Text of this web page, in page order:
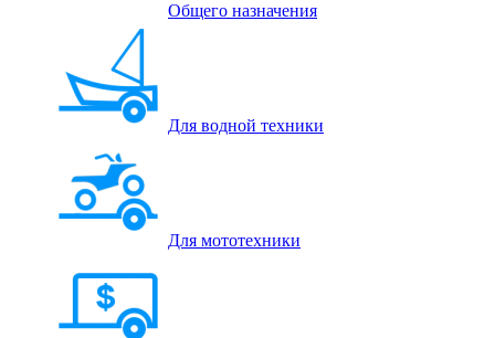
Общего назначения
Для водной техники
Для мототехники